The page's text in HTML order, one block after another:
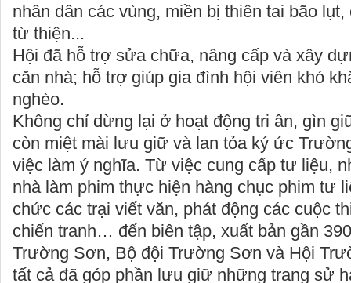
nhân dân các vùng, miền bị thiên tai bão
từ thiện...
Hội đã hỗ trợ sửa chữa, nâng cấp và xây
căn nhà; hỗ trợ giúp gia đình hội viên khó
nghèo.
Không chỉ dừng lại ở hoạt động tri ân, gìn
còn miệt mài lưu giữ và lan tỏa ký ức
việc làm ý nghĩa. Từ việc cung cấp tư liệu,
nhà làm phim thực hiện hàng chục phim tư
chức các trại viết văn, phát động các cuộc
chiến tranh… đến biên tập, xuất bản gần
Trường Sơn, Bộ đội Trường Sơn và Hội
tất cả đã góp phần lưu giữ những trang sử